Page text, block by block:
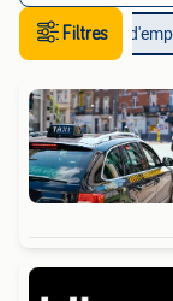
Filtres
Offres